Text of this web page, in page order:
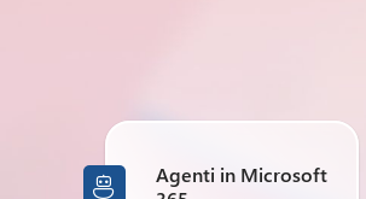

Agenti in Microsoft